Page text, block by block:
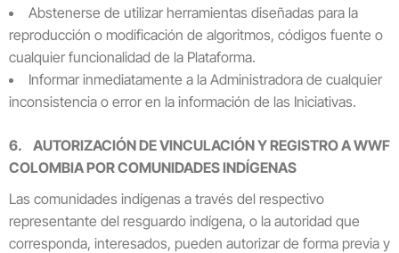
Abstenerse de utilizar herramientas diseñadas para la
reproducción o modificación de algoritmos, códigos fuente o
cualquier funcionalidad de la Plataforma.
Informar inmediatamente a la Administradora de cualquier
inconsistencia o error en la información de las Iniciativas.
6. AUTORIZACIÓN DE VINCULACIÓN Y REGISTRO A WWF
COLOMBIA POR COMUNIDADES INDÍGENAS
Las comunidades indígenas a través del respectivo
representante del resguardo indígena, o la autoridad que
corresponda, interesados, pueden autorizar de forma previa y